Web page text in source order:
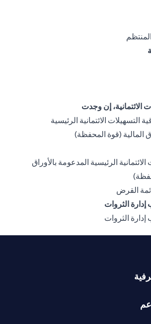
الائتمانية، إن وجدت
التسهيلات الائتمانية الرئيسية
المالية (قوة المحفظة)
(opens in a new tab)
الائتمانية الرئيسية المدعومة بالأوراق
(opens in a new tab)
القرض
الثروات
الثروات